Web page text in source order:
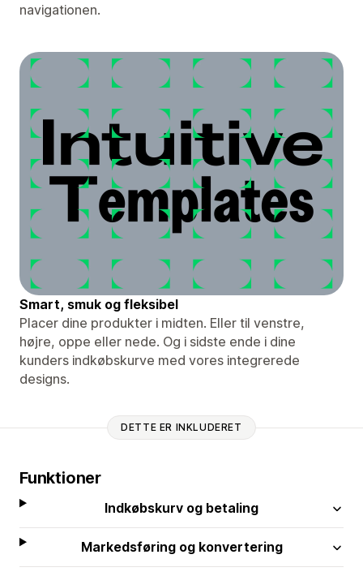
navigationen.
Smart, smuk og fleksibel
Placer dine produkter i midten. Eller til venstre,
højre, oppe eller nede. Og i sidste ende i dine
kunders indkøbskurve med vores integrerede
designs.
DETTE ER INKLUDERET
Funktioner
Indkøbskurv og betaling
Markedsføring og konvertering